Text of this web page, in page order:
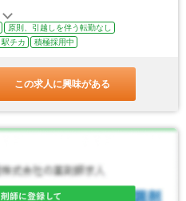
原則、引越しを伴う転勤なし
駅チカ 積極採用中
この求人に興味がある